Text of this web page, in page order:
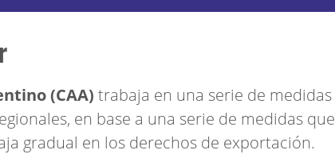
(CAA) trabaja en una serie de medidas
en base a una serie de medidas que
gradual en los derechos de exportación.